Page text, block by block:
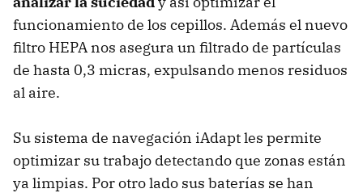
funcionamiento de los cepillos. Además el nuevo
filtro HEPA nos asegura un filtrado de partículas
de hasta 0,3 micras, expulsando menos residuos
al aire.
Su sistema de navegación iAdapt les permite
optimizar su trabajo detectando que zonas están
ya limpias. Por otro lado sus baterías se han